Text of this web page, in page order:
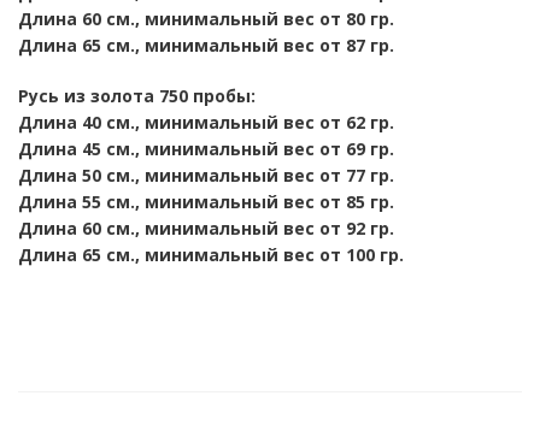
Длина 60 см., минимальный вес от 80 гр.
Длина 65 см., минимальный вес от 87 гр.
Русь из золота 750 пробы:
Длина 40 см., минимальный вес от 62 гр.
Длина 45 см., минимальный вес от 69 гр.
Длина 50 см., минимальный вес от 77 гр.
Длина 55 см., минимальный вес от 85 гр.
Длина 60 см., минимальный вес от 92 гр.
Длина 65 см., минимальный вес от 100 гр.